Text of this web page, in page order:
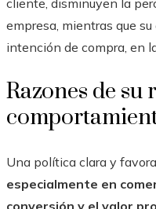
cliente, disminuyen la
empresa, mientras que
intención de compra, en
Razones de
Una política clara y
especialmente en